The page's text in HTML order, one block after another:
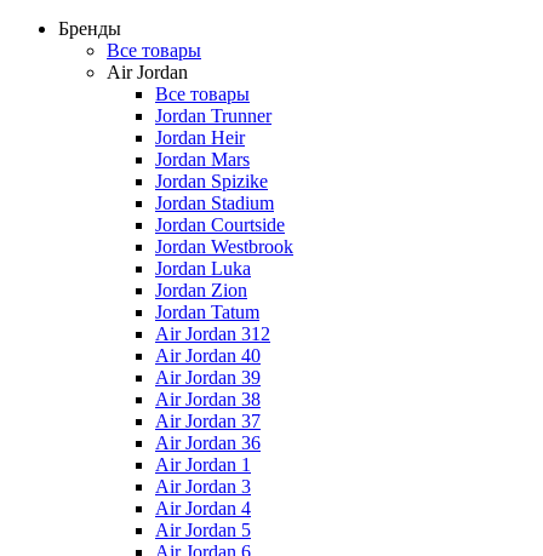
Бренды
Все товары
Air Jordan
Все товары
Jordan Trunner
Jordan Heir
Jordan Mars
Jordan Spizike
Jordan Stadium
Jordan Courtside
Jordan Westbrook
Jordan Luka
Jordan Zion
Jordan Tatum
Air Jordan 312
Air Jordan 40
Air Jordan 39
Air Jordan 38
Air Jordan 37
Air Jordan 36
Air Jordan 1
Air Jordan 3
Air Jordan 4
Air Jordan 5